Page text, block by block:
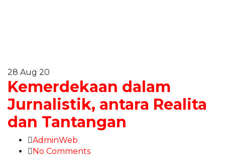
28 Aug 20
Kemerdekaan dalam
Jurnalistik, antara Realita
dan Tantangan
AdminWeb
No Comments